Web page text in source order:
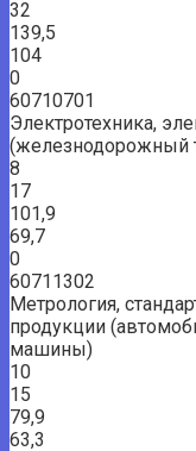
32
139,5
104
0
60710701
Электротехника,
(железнодорожный
8
17
101,9
69,7
0
60711302
Метрология,
продукции
машины)
10
15
79,9
63,3